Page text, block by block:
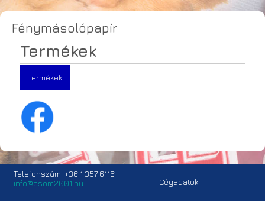
Fénymásolópapír
Termékek
Termékek
Telefonszám: +36 1 357 6116
info@csom2001.hu
Cégadatok